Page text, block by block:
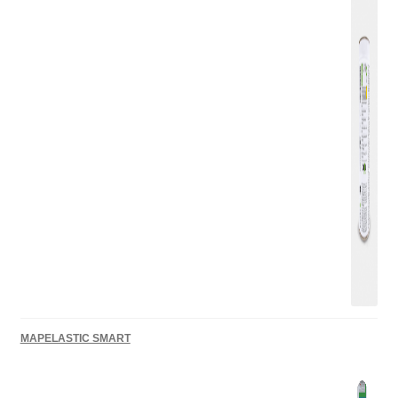
MAPELASTIC SMART